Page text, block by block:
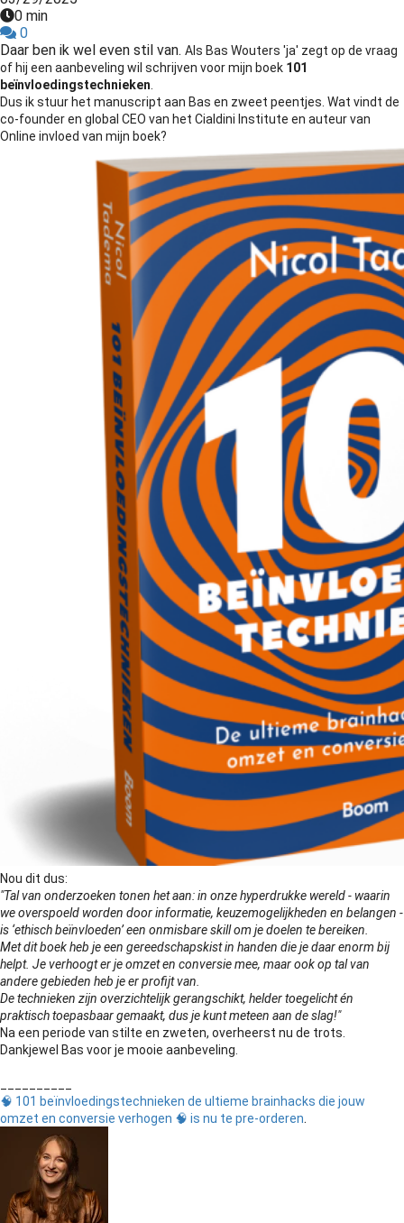
0 min
0
Daar ben ik wel even stil van. Als Bas Wouters 'ja' zegt op de vraag
of hij een aanbeveling wil schrijven voor mijn boek 101
beïnvloedingstechnieken
Dus ik stuur het manuscript aan Bas en zweet peentjes. Wat vindt de
co-founder en global CEO van het Cialdini Institute en auteur van
Online invloed van mijn boek?
Nou dit dus:
"Tal van onderzoeken tonen het aan: in onze hyperdrukke wereld - waarin
we overspoeld worden door informatie, keuzemogelijkheden en belangen -
is ‘ethisch beïnvloeden’ een onmisbare skill om je doelen te bereiken.
Met dit boek heb je een gereedschapskist in handen die je daar enorm bij
helpt. Je verhoogt er je omzet en conversie mee, maar ook op tal van
andere gebieden heb je er profijt van.
De technieken zijn overzichtelijk gerangschikt, helder toegelicht én
praktisch toepasbaar gemaakt, dus je kunt meteen aan de slag!"
Na een periode van stilte en zweten, overheerst nu de trots.
Dankjewel Bas voor je mooie aanbeveling.
🧠 101 beïnvloedingstechnieken de ultieme brainhacks die jouw
omzet en conversie verhogen 🧠 is nu te pre-orderen.